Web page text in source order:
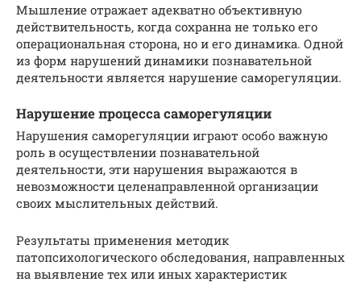
Мышление отражает адекватно объективную
действительность, когда сохранна не только его
операциональная сторона, но и его динамика. Одной
из форм нарушений динамики познавательной
деятельности является нарушение саморегуляции.
Нарушение процесса саморегуляции
Нарушения саморегуляции играют особо важную
роль в осуществлении познавательной
деятельности, эти нарушения выражаются в
невозможности целенаправленной организации
своих мыслительных действий.
Результаты применения методик
патопсихологического обследования, направленных
на выявление тех или иных характеристик